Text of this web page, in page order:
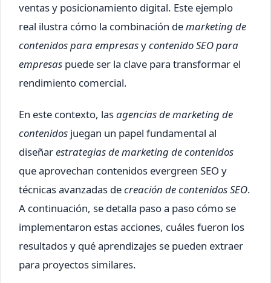
ventas y posicionamiento digital. Este ejemplo
real ilustra cómo la combinación demarketing de
contenidos para empresasycontenido SEO para
empresas puede ser la clave para transformar el
rendimiento comercial.
En este contexto, lasagencias de marketing de
contenidos juegan un papel fundamental al
diseñarestrategias de marketing de contenidos
que aprovechan contenidos evergreen SEO y
técnicas avanzadas decreación de contenidos SEO.
A continuación, se detalla paso a paso cómo se
implementaron estas acciones, cuáles fueron los
resultados y qué aprendizajes se pueden extraer
para proyectos similares.